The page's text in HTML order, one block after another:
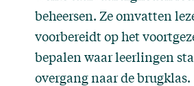
beheersen. Ze omvatten
voorbereidt op het
bepalen waar leerlingen
overgang naar de brugklas.